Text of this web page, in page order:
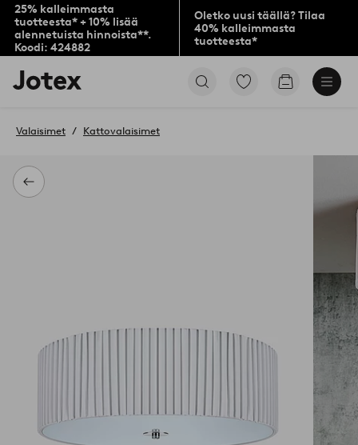
25% kalleimmasta
tuotteesta* + 10% lisää
alennetuista hinnoista**.
Koodi: 424882
Oletko uusi täällä? Tilaa
40% kalleimmasta
tuotteesta*
Jotex-
logo
aloitussivulle
Siirry
Siirry
Takaisin
Valaisimet Kattovalaisimet